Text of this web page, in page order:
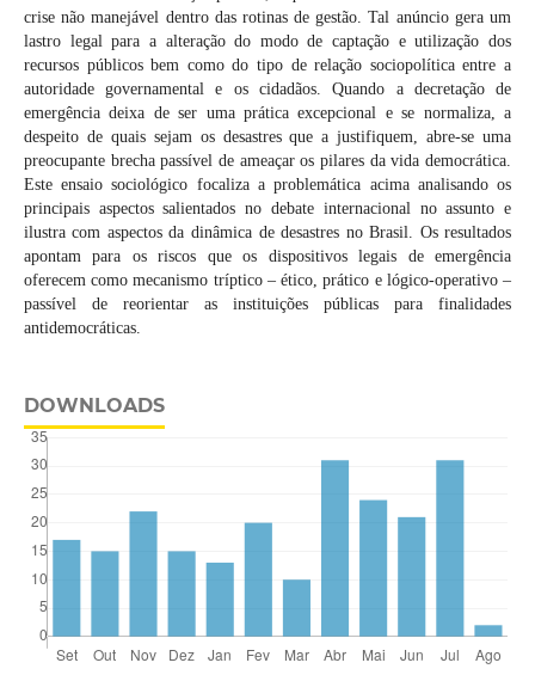
crise não manejável dentro das rotinas de gestão. Tal anúncio gera um
lastro legal para a alteração do modo de captação e utilização dos
recursos públicos bem como do tipo de relação sociopolítica entre a
autoridade governamental e os cidadãos. Quando a decretação de
emergência deixa de ser uma prática excepcional e se normaliza, a
despeito de quais sejam os desastres que a justifiquem, abre-se uma
preocupante brecha passível de ameaçar os pilares da vida democrática.
Este ensaio sociológico focaliza a problemática acima analisando os
principais aspectos salientados no debate internacional no assunto e
ilustra com aspectos da dinâmica de desastres no Brasil. Os resultados
apontam para os riscos que os dispositivos legais de emergência
oferecem como mecanismo tríptico – ético, prático e lógico-operativo –
passível de reorientar as instituições públicas para finalidades
antidemocráticas.
DOWNLOADS